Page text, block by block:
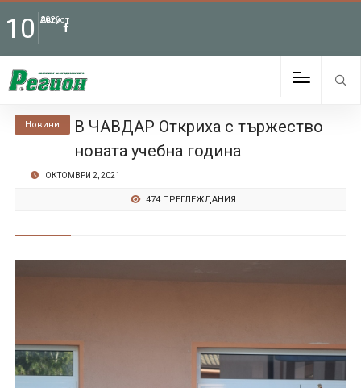
10 Август
2026
Новини
В ЧАВДАР Откриха с тържество
новата учебна година
ОКТОМВРИ 2, 2021
474 ПРЕГЛЕЖДАНИЯ